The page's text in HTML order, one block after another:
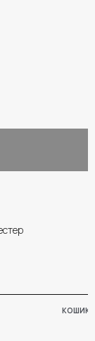
КОШИК